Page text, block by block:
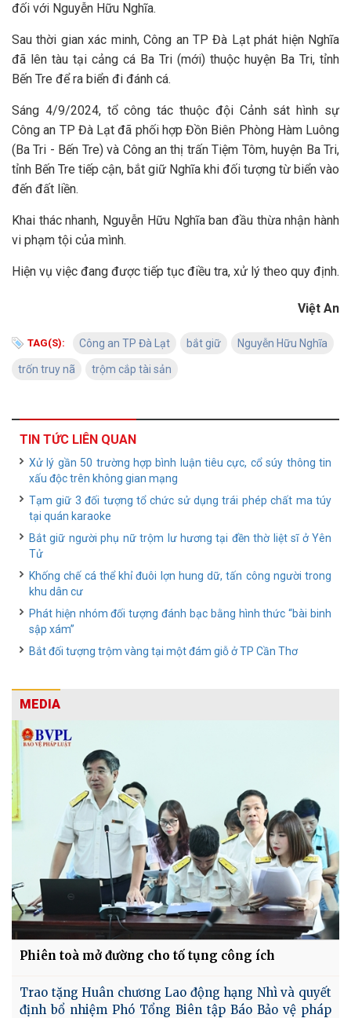
đối với Nguyễn Hữu Nghĩa.
Sau thời gian xác minh, Công an TP Đà Lạt phát hiện Nghĩa
đã lên tàu tại cảng cá Ba Tri (mới) thuộc huyện Ba Tri, tỉnh
Bến Tre để ra biển đi đánh cá.
Sáng 4/9/2024, tổ công tác thuộc đội Cảnh sát hình sự
Công an TP Đà Lạt đã phối hợp Đồn Biên Phòng Hàm Luông
(Ba Tri - Bến Tre) và Công an thị trấn Tiệm Tôm, huyện Ba Tri,
tỉnh Bến Tre tiếp cận, bắt giữ Nghĩa khi đối tượng từ biển vào
đến đất liền.
Khai thác nhanh, Nguyễn Hữu Nghĩa ban đầu thừa nhận hành
vi phạm tội của mình.
Hiện vụ việc đang được tiếp tục điều tra, xử lý theo quy định.
Việt An
TAG(S): Công an TP Đà Lạt bắt giữ Nguyễn Hữu Nghĩa
trốn truy nã trộm cắp tài sản
TIN TỨC LIÊN QUAN
Xử lý gần 50 trường hợp bình luận tiêu cực, cổ súy thông tin
xấu độc trên không gian mạng
Tạm giữ 3 đối tượng tổ chức sử dụng trái phép chất ma túy
tại quán karaoke
Bắt giữ người phụ nữ trộm lư hương tại đền thờ liệt sĩ ở Yên
Tử
Khống chế cá thể khỉ đuôi lợn hung dữ, tấn công người trong
khu dân cư
Phát hiện nhóm đối tượng đánh bạc bằng hình thức “bài binh
sập xám”
Bắt đối tượng trộm vàng tại một đám giỗ ở TP Cần Thơ
MEDIA
Phiên toà mở đường cho tố tụng công ích
Trao tặng Huân chương Lao động hạng Nhì và quyết
định bổ nhiệm Phó Tổng Biên tập Báo Bảo vệ pháp